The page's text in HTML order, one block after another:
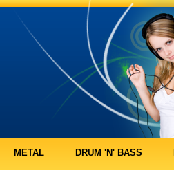
METAL DRUM 'N' BASS